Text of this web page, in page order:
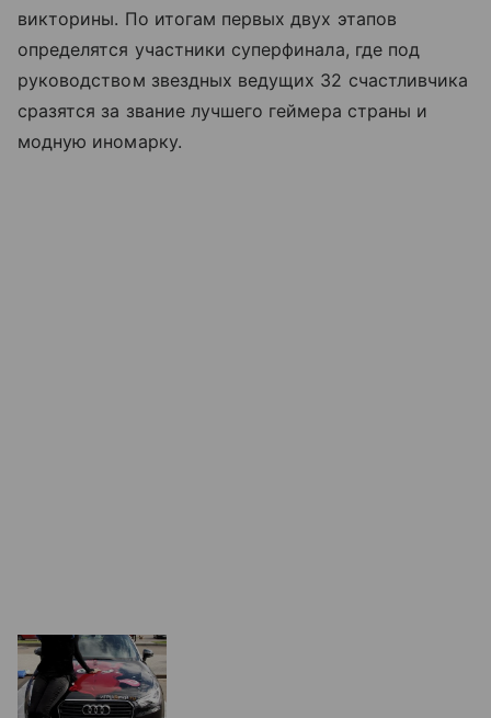
викторины. По итогам первых двух этапов
определятся участники суперфинала, где под
руководством звездных ведущих 32 счастливчика
сразятся за звание лучшего геймера страны и
модную иномарку.